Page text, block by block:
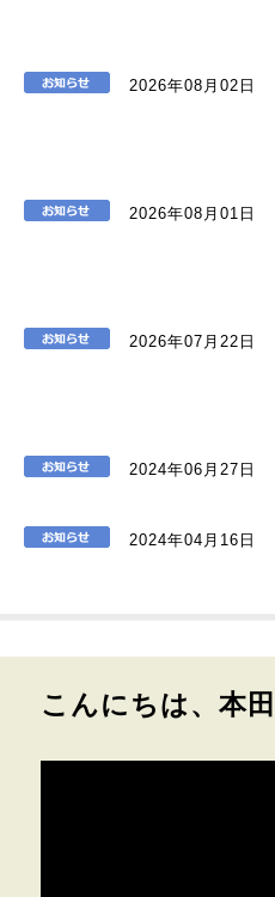
2026年08月02日
2026年08月01日
2026年07月22日
2024年06月27日
2024年04月16日
こんにちは、本